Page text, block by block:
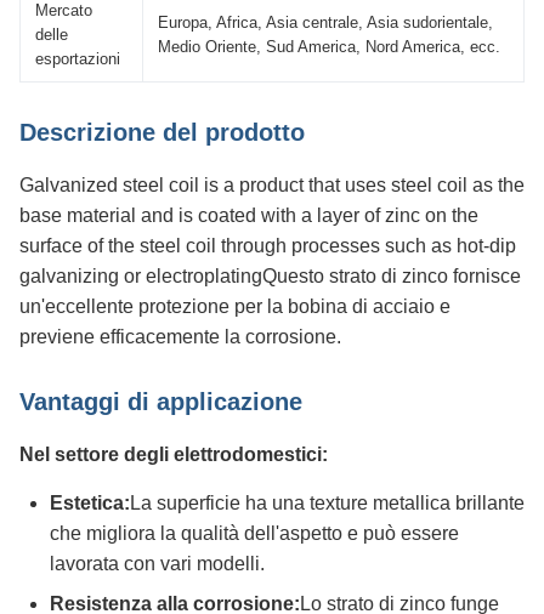
Mercato
delle
esportazioni
Europa, Africa, Asia centrale, Asia sudorientale,
Medio Oriente, Sud America, Nord America, ecc.
Descrizione del prodotto
Galvanized steel coil is a product that uses steel coil as the
base material and is coated with a layer of zinc on the
surface of the steel coil through processes such as hot-dip
galvanizing or electroplatingQuesto strato di zinco fornisce
un'eccellente protezione per la bobina di acciaio e
previene efficacemente la corrosione.
Vantaggi di applicazione
Nel settore degli elettrodomestici:
Estetica: La superficie ha una texture metallica brillante
che migliora la qualità dell'aspetto e può essere
lavorata con vari modelli.
Resistenza alla corrosione: Lo strato di zinco funge